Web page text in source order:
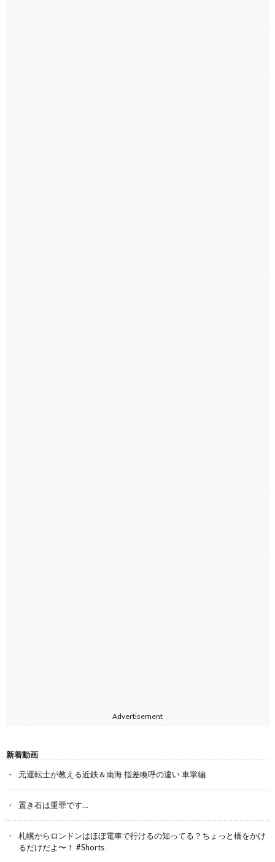
Advertisement
新着動画
元運転士が教える近鉄＆南海 指差喚呼の違い 車掌編
置き石は重罪です…
札幌からロンドンはほぼ電車で行けるの知ってる？ちょっと橋をかけ
るだけだよ〜！ #Shorts